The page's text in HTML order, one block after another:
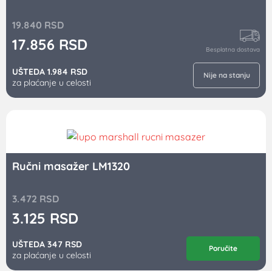
19.840 RSD
17.856 RSD Besplatna dostava
UŠTEDA 1.984 RSD
za plaćanje u celosti
Nije na stanju
Ručni masažer LM1320
3.472 RSD
3.125 RSD
UŠTEDA 347 RSD
za plaćanje u celosti
Poručite